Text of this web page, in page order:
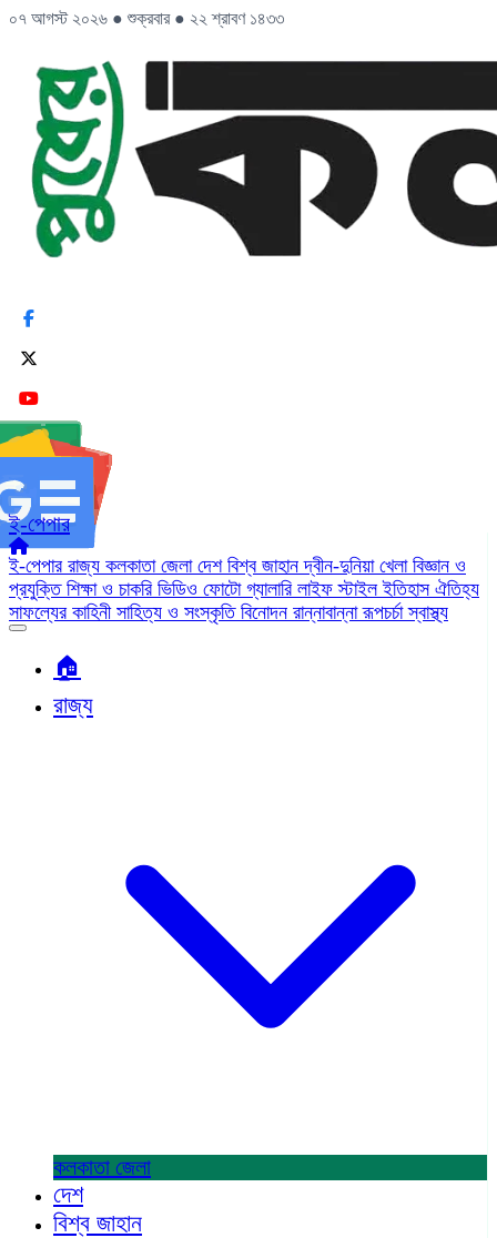
০৭ আগস্ট ২০২৬ ● শুক্রবার ● ২২ শ্রাবণ ১৪৩৩
ই-পেপার
ই-পেপার রাজ্য কলকাতা জেলা দেশ বিশ্ব জাহানদ্বীন-দুনিয়া খেলা বিজ্ঞান ও
প্রযুক্তি শিক্ষা ও চাকরি ভিডিও ফোটো গ্যালারি লাইফ স্টাইলইতিহাস ঐতিহ্য
সাফল্যের কাহিনী সাহিত্য ও সংস্কৃতি বিনোদন রান্নাবান্নারূপচর্চাস্বাস্থ্য
🏠︎
রাজ্য
কলকাতা জেলা
দেশ
বিশ্ব জাহান